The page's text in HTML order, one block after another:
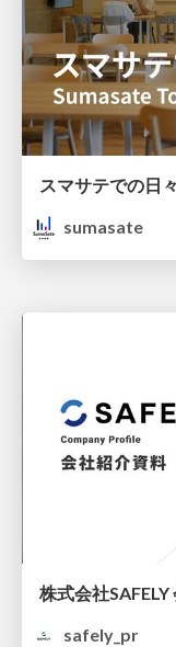
スマサテでの日
sumasate
株式会社
safely_pr